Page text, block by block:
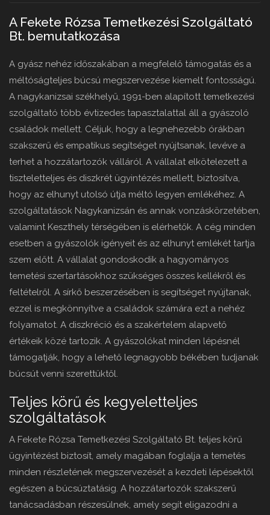
A Fekete Rózsa Temetkezési Szolgáltató
Bt. bemutatkozása
A gyász nehéz időszakában a megfelelő támogatás és a
méltóságteljes búcsú megszervezése kiemelt fontosságú.
A nagykanizsai székhelyű, 1991-ben alapított temetkezési
szolgáltató több évtizedes tapasztalattal áll a gyászoló
családok mellett. Céljuk, hogy a legnehezebb órákban
szakszerű és empatikus segítséget nyújtsanak, levéve a
terhet a hozzátartozók válláról. A vállalat elkötelezett a
tiszteletteljes és diszkrét ügyintézés mellett, biztosítva,
hogy az elhunyt utolsó útja méltó legyen emlékéhez. A
szolgáltatások Nagykanizsán és annak vonzáskörzetében,
valamint Keszthely térségében is elérhetők. A cég minden
esetben a gyászolók igényeit és az elhunyt emlékét tartja
szem előtt. A vállalat gondoskodik a hagyományos
temetési szertartásokhoz szükséges összes kellékről és
feltételről. A sírkő beszerzésében is segítséget nyújtanak,
ezzel is megkönnyítve a családok számára ezt a nehéz
folyamatot. A diszkréció és a szakértelem alapvető
értékeik közé tartozik. A gyászolókat minden lépésnél
támogatják, hogy a lehető legnagyobb békében tudjanak
búcsút venni szerettüktől.
Teljes körű és kegyeletteljes
szolgáltatások
A Fekete Rózsa Temetkezési Szolgáltató Bt. teljes körű
ügyintézést biztosít, amely magában foglalja a temetés
minden részletének megszervezését a kezdeti lépésektől
egészen a búcsúztatásig. A hozzátartozók szakszerű
tanácsadásban részesülnek, amely segít eligazodni a